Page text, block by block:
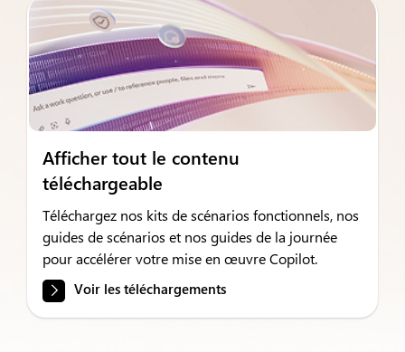
Afficher tout le contenu
téléchargeable
Téléchargez nos kits de scénarios fonctionnels, nos
guides de scénarios et nos guides de la journée
pour accélérer votre mise en œuvre Copilot.
Voir les téléchargements